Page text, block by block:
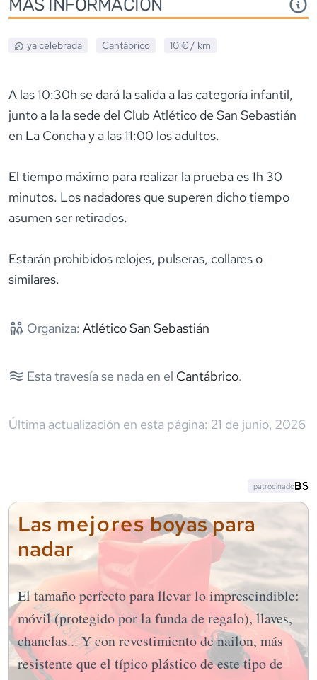
ya celebrada Cantábrico 10 € / km
A las 10:30h se dará la salida a las categoría infantil,
junto a la la sede del Club Atlético de San Sebastián
en La Concha y a las 11:00 los adultos.
El tiempo máximo para realizar la prueba es 1h 30
minutos. Los nadadores que superen dicho tiempo
asumen ser retirados.
Estarán prohibidos relojes, pulseras, collares o
similares.
Organiza: Atlético San Sebastián
Esta travesía se nada en el Cantábrico.
Última actualización en esta página: 21 de junio, 2026
Las mejoresboyas para
nadar
El tamaño perfecto para llevar lo imprescindible:
móvil (protegido por la funda de regalo), llaves,
chanclas... Y con revestimiento de nailon, más
resistente que el típico plástico de este tipo de
patrocinado